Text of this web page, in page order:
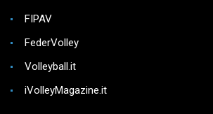
FIPAV
FederVolley
Volleyball.it
iVolleyMagazine.it